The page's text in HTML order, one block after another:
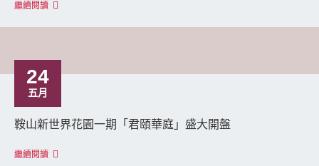
繼續閱讀
24
五月
鞍山新世界花園一期「君頤華庭」盛大開盤
繼續閱讀